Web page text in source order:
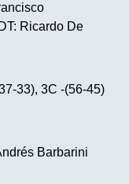
Ricardo De
33), 3C -(56-45)
Barbarini